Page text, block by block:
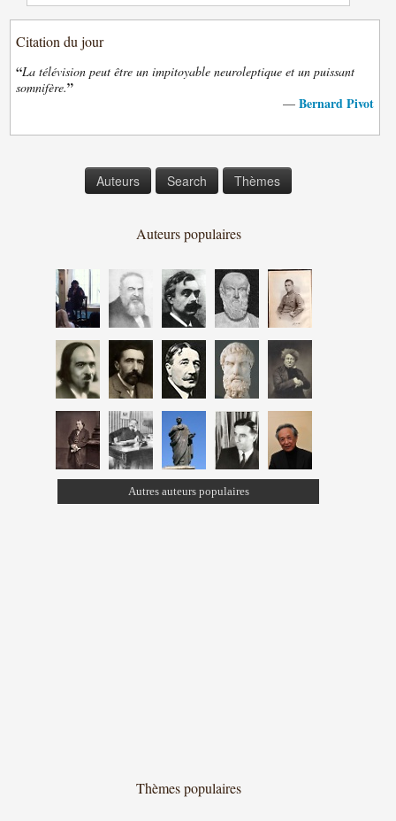
Citation du jour
“La télévision peut être un impitoyable neuroleptique et un puissant
somnifère.”
— Bernard Pivot
Auteurs Search Thèmes
Auteurs populaires
Autres auteurs populaires
Thèmes populaires